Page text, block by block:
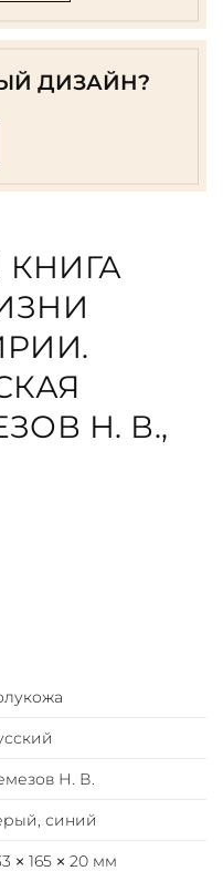
ДИЗАЙН?
Н. В.,
вопросе
порядки
Н. В.
синий
× 165 × 20 мм